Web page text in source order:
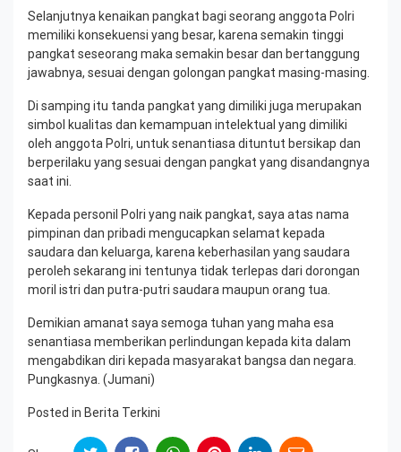
Selanjutnya kenaikan pangkat bagi seorang anggota Polri
memiliki konsekuensi yang besar, karena semakin tinggi
pangkat seseorang maka semakin besar dan bertanggung
jawabnya, sesuai dengan golongan pangkat masing-masing.
Di samping itu tanda pangkat yang dimiliki juga merupakan
simbol kualitas dan kemampuan intelektual yang dimiliki
oleh anggota Polri, untuk senantiasa dituntut bersikap dan
berperilaku yang sesuai dengan pangkat yang disandangnya
saat ini.
Kepada personil Polri yang naik pangkat, saya atas nama
pimpinan dan pribadi mengucapkan selamat kepada
saudara dan keluarga, karena keberhasilan yang saudara
peroleh sekarang ini tentunya tidak terlepas dari dorongan
moril istri dan putra-putri saudara maupun orang tua.
Demikian amanat saya semoga tuhan yang maha esa
senantiasa memberikan perlindungan kepada kita dalam
mengabdikan diri kepada masyarakat bangsa dan negara.
Pungkasnya. (Jumani)
Posted in Berita Terkini